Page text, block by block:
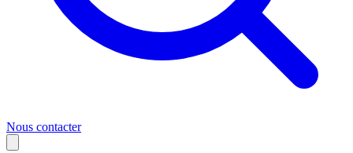
Nous contacter